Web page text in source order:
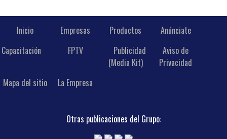
Inicio Empresas Productos
Anúnciate
Capacitación
FPTV
Publicidad
(Media Kit)
Aviso de
Privacidad
Mapa del sitio
La Empresa
Otras publicaciones del Grupo: